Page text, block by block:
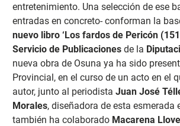
entretenimiento. Una selección de ese
entradas en concreto- conforman la
nuevo libro ‘Los fardos de Pericón
Servicio de Publicaciones de la
nueva obra de Osuna ya ha sido
Provincial, en el curso de un acto en el
autor, junto al periodista Juan José
Morales, diseñadora de esta esmerada
también ha colaborado Macarena